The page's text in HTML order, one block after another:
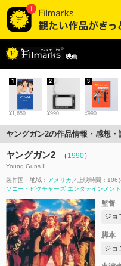
映画
¥1,650
1
¥990
2
¥990
3
ヤングガン2の作品情報・感想
ヤングガン2 （ 1990）
Young Guns II
製作国・地域： アメリカ 上映時間：106
ソニー・ピクチャーズ エンタテインメント
監督
ジョ
脚本
ジョ